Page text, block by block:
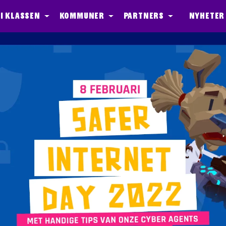
I klassen Kommuner Partners Nyheter